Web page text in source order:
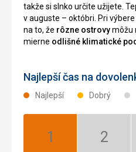
takže si slnko určite užijete.
v auguste – októbri. Pri
na to, že rôzne ostrovymôžu
mierne odlišné klimatické
Najlepší čas na
Najlepší Dobrý
Január:
Február: